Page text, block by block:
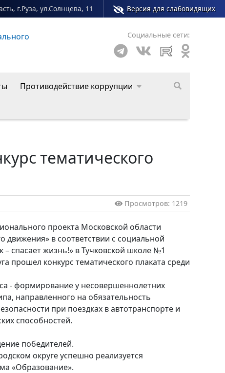
г.Руза, ул.Солнцева, 11 Версия для слабовидящих
Сайт молодежного центра Рузского
Социальные сети:
Противодействие коррупции
тематического
Просмотров: 1219
проекта Московской области
движения» в соответствии с социальной
спасает жизнь!» в Тучковской школе №1
прошел конкурс тематического плаката среди
- формирование у несовершеннолетних
направленного на обязательность
при поездках в автотранспорте и
способностей.
победителей.
округе успешно реализуется
«Образование».